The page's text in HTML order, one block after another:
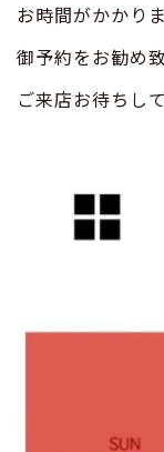
お時間がかかり
御予約をお勧め致
ご来店お待ちし